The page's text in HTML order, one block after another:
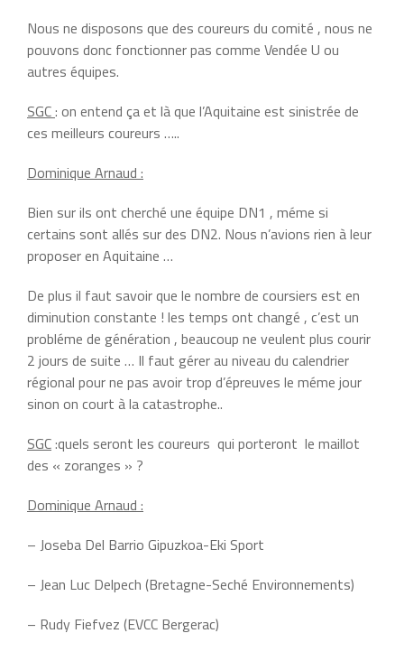
Nous ne disposons que des coureurs du comité , nous ne
pouvons donc fonctionner pas comme Vendée U ou
autres équipes.
SGC: on entend ça et là que l’Aquitaine est sinistrée de
ces meilleurs coureurs …..
Dominique Arnaud :
Bien sur ils ont cherché une équipe DN1 , méme si
certains sont allés sur des DN2. Nous n’avions rien à leur
proposer en Aquitaine …
De plus il faut savoir que le nombre de coursiers est en
diminution constante ! les temps ont changé , c’est un
probléme de génération , beaucoup ne veulent plus courir
2 jours de suite … Il faut gérer au niveau du calendrier
régional pour ne pas avoir trop d’épreuves le méme jour
sinon on court à la catastrophe..
SGC:quels seront les coureurs qui porteront le maillot
des « zoranges » ?
Dominique Arnaud :
– Joseba Del Barrio Gipuzkoa-Eki Sport
– Jean Luc Delpech (Bretagne-Seché Environnements)
– Rudy Fiefvez (EVCC Bergerac)